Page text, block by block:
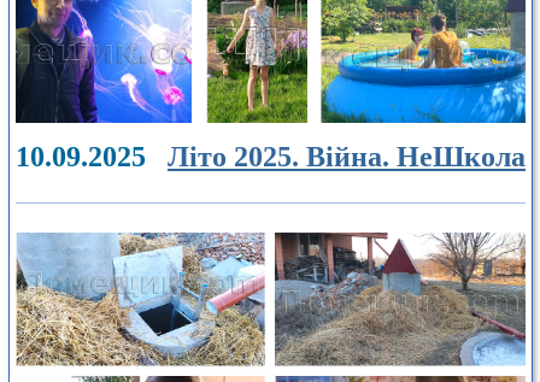
10.09.2025 Літо 2025. Війна. НеШкола